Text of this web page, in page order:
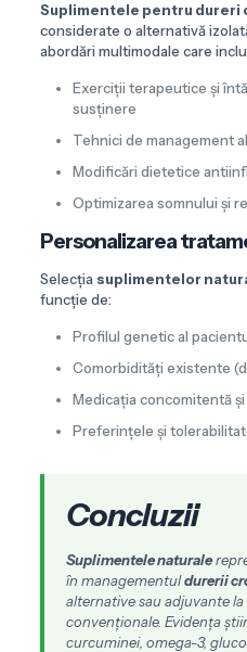
Suplimentele pentru dureri
considerate o alternativă
abordări multimodale care
Exerciții terapeutice și
susținere
Tehnici de management
Modificări dietetice
Optimizarea somnului și
Personalizarea
Selecția suplimentelor
funcție de:
Profilul genetic al
Comorbidități existente
Medicația concomitentă
Preferințele și
Concluzii
Suplimentele naturale
în managementuldurerii
alternative sau adjuvante
convenționale. Evidența
curcuminei, omega-3,